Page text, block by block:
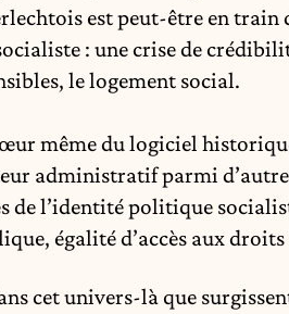
est peut-être en train
: une crise de
le logement social.
même du logiciel
administratif parmi
de l’identité politique
égalité d’accès aux droits
cet univers-là que